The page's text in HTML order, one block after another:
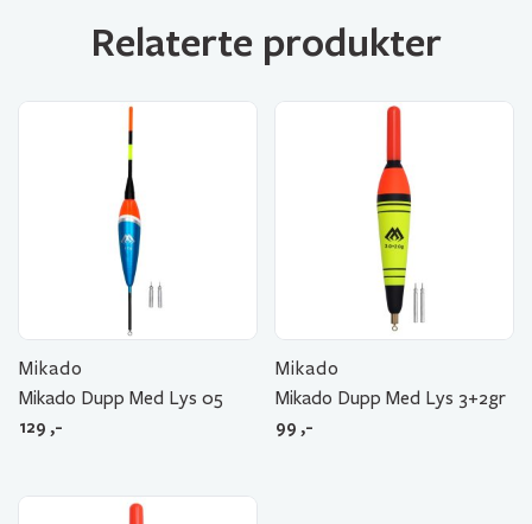
Relaterte produkter
Mikado
Mikado Dupp Med Lys 05
129 ,-
Mikado
Mikado Dupp Med Lys 3+2gr
99 ,-